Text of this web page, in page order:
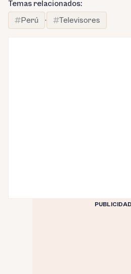
Temas relacionados:
Perú
· Televisores
PUBLICIDAD